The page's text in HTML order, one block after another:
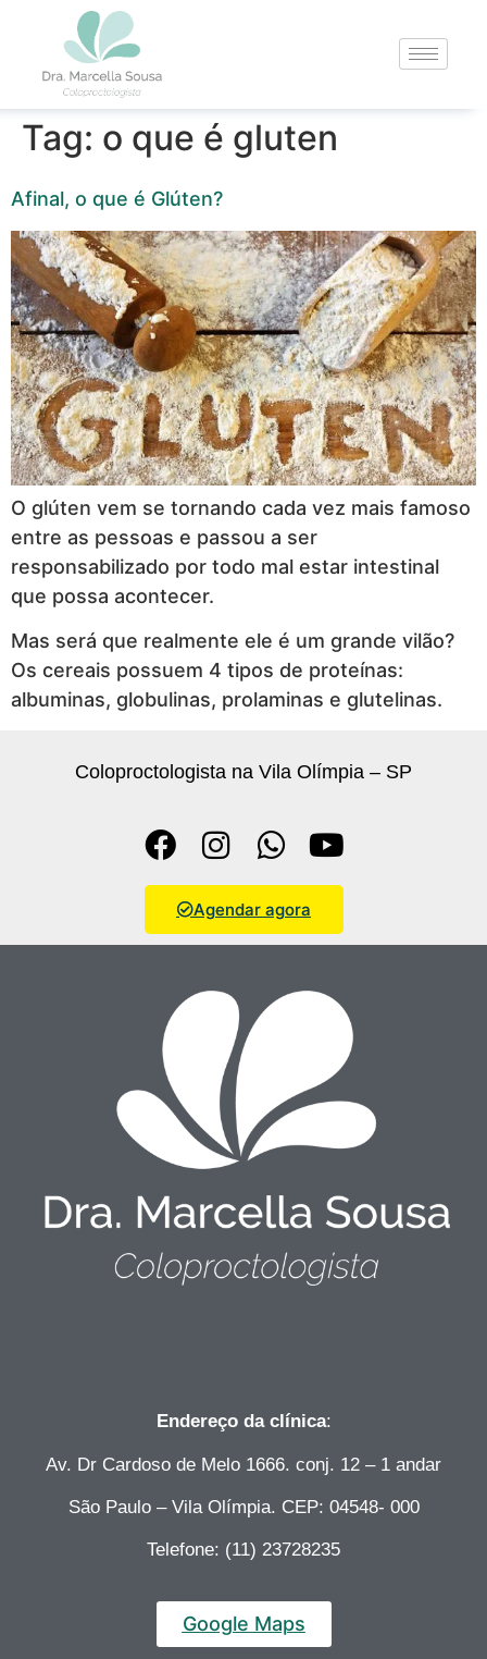
Tag: o que é gluten
Afinal, o que é Glúten?
O glúten vem se tornando cada vez mais famoso
entre as pessoas e passou a ser
responsabilizado por todo mal estar intestinal
que possa acontecer.
Mas será que realmente ele é um grande vilão?
Os cereais possuem 4 tipos de proteínas:
albuminas, globulinas, prolaminas e glutelinas.
Coloproctologista na Vila Olímpia – SP
Agendar agora
Endereço da clínica:
Av. Dr Cardoso de Melo 1666. conj. 12 – 1 andar
São Paulo – Vila Olímpia. CEP: 04548- 000
Telefone: (11) 23728235
Google Maps